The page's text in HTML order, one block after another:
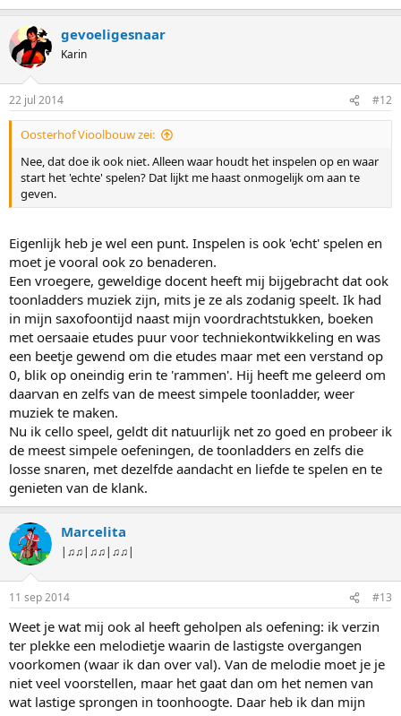
gevoeligesnaar
Karin
22 jul 2014 #12
Oosterhof Vioolbouw zei:
Nee, dat doe ik ook niet. Alleen waar houdt het inspelen op en waar
start het 'echte' spelen? Dat lijkt me haast onmogelijk om aan te
geven.
Eigenlijk heb je wel een punt. Inspelen is ook 'echt' spelen en
moet je vooral ook zo benaderen.
Een vroegere, geweldige docent heeft mij bijgebracht dat ook
toonladders muziek zijn, mits je ze als zodanig speelt. Ik had
in mijn saxofoontijd naast mijn voordrachtstukken, boeken
met oersaaie etudes puur voor techniekontwikkeling en was
een beetje gewend om die etudes maar met een verstand op
0, blik op oneindig erin te 'rammen'. Hij heeft me geleerd om
daarvan en zelfs van de meest simpele toonladder, weer
muziek te maken.
Nu ik cello speel, geldt dit natuurlijk net zo goed en probeer ik
de meest simpele oefeningen, de toonladders en zelfs die
losse snaren, met dezelfde aandacht en liefde te spelen en te
genieten van de klank.
Marcelita
|♫♫|♫♫|♫♫|
11 sep 2014 #13
Weet je wat mij ook al heeft geholpen als oefening: ik verzin
ter plekke een melodietje waarin de lastigste overgangen
voorkomen (waar ik dan over val). Van de melodie moet je je
niet veel voorstellen, maar het gaat dan om het nemen van
wat lastige sprongen in toonhoogte. Daar heb ik dan mijn